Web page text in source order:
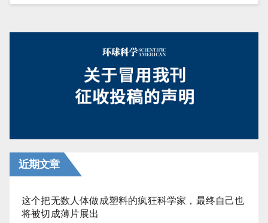
近期文章
这个把无数人体做成塑料的疯狂科学家，最终自己也
将被切成薄片展出